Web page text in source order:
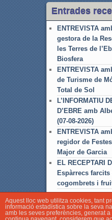
Entrades
ENTREVISTA
gestora de la
les Terres de
Biosfera
ENTREVISTA
de Turisme de
Total de Sol
L’INFORMATIU
D’EBRE amb
(07-08-2026)
ENTREVISTA
regidor de
Major de Garcia
EL RECEPTARI
Espàrrecs
cogombrets i
Aquest lloc web utilitza cookies, tant
informació estadística sobre la seva
amb les seves preferències, generat